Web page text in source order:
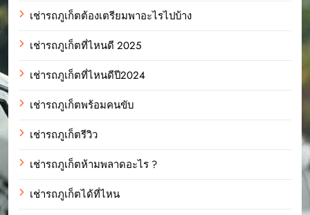
เช่ารถภูเก็ตต้องเตรียมพาอะไรไปบ้าง
เช่ารถภูเก็ตที่ไหนดี 2025
เช่ารถภูเก็ตที่ไหนดีปี2024
เช่ารถภูเก็ตพร้อมคนขับ
เช่ารถภูเก็ตรีวิว
เช่ารถภูเก็ตห้ามพลาดอะไร ?
เช่ารถภูเก็ตได้ที่ไหน